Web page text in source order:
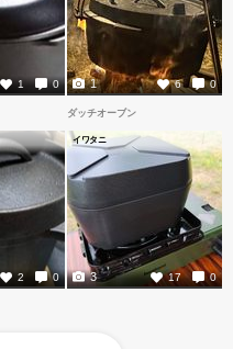
1 0 6 0
1
2 0
ダッチオーブン
イワタニ
17 0
3